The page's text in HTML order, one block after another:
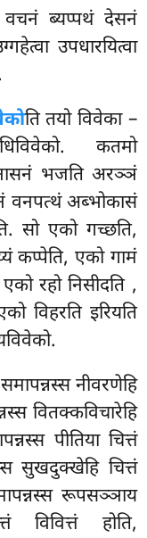
वचनं ब्यप्पथं देसनं
उपधारयित्वा
ति तयो विवेका –
कतमो
भजति अरञ्ञं
वनपत्थं अब्भोकासं
सो एको गच्छति,
कप्पेति, एको गामं
रहो निसीदति ,
विहरति इरियति
नीवरणेहि
वितक्कविचारेहि
पीतिया चित्तं
सुखदुक्खेहि चित्तं
रूपसञ्ञाय
विवित्तं होति,